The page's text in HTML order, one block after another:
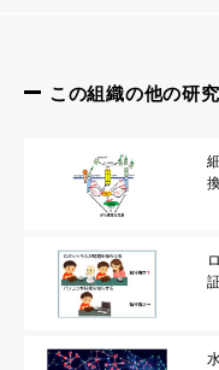
この組織の他の研